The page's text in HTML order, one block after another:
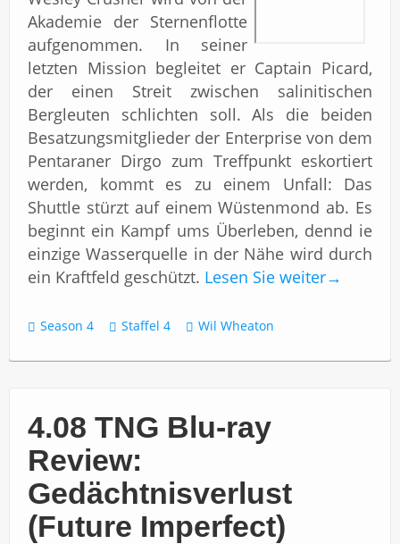
Akademie der Sternenflotte
aufgenommen. In seiner
letzten Mission begleitet er Captain Picard,
der einen Streit zwischen salinitischen
Bergleuten schlichten soll. Als die beiden
Besatzungsmitglieder der Enterprise von dem
Pentaraner Dirgo zum Treffpunkt eskortiert
werden, kommt es zu einem Unfall: Das
Shuttle stürzt auf einem Wüstenmond ab. Es
beginnt ein Kampf ums Überleben, dennd ie
einzige Wasserquelle in der Nähe wird durch
ein Kraftfeld geschützt. Lesen Sie weiter→
Season 4 Staffel 4 Wil Wheaton
4.08 TNG Blu-ray
Review:
Gedächtnisverlust
(Future Imperfect)